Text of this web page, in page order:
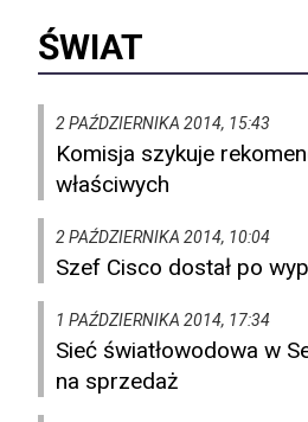
ŚWIAT
2 PAŹDZIERNIKA 2014, 15:43
Komisja szykuje
właściwych
2 PAŹDZIERNIKA 2014, 10:04
Szef Cisco dostał po
1 PAŹDZIERNIKA 2014, 17:34
Sieć światłowodowa w
na sprzedaż